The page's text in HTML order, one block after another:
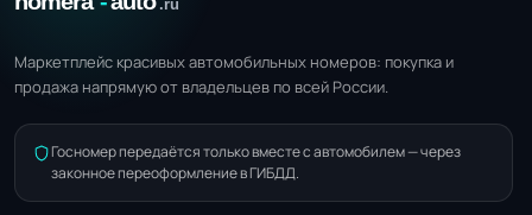
Маркетплейс красивых автомобильных номеров: покупка и
продажа напрямую от владельцев по всей России.
Госномер передаётся только вместе с автомобилем — через
законное переоформление в ГИБДД.